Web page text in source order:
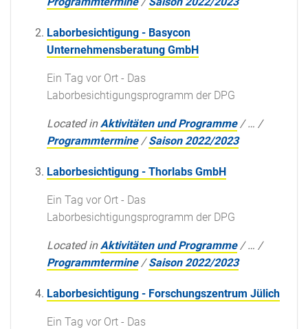
Laborbesichtigung - Basycon
Unternehmensberatung GmbH
Ein Tag vor Ort - Das
Laborbesichtigungsprogramm der DPG
Located in Aktivitäten und Programme /… /
Programmtermine /Saison 2022/2023
Laborbesichtigung - Thorlabs GmbH
Ein Tag vor Ort - Das
Laborbesichtigungsprogramm der DPG
Located in Aktivitäten und Programme /… /
Programmtermine /Saison 2022/2023
Laborbesichtigung - Forschungszentrum Jülich
Ein Tag vor Ort - Das